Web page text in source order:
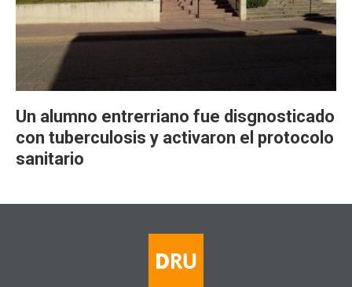
Un alumno entrerriano fue disgnosticado
con tuberculosis y activaron el protocolo
sanitario